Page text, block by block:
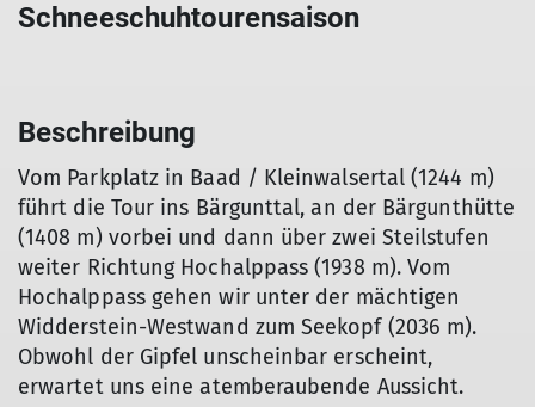
Schneeschuhtourensaison
Beschreibung
Vom Parkplatz in Baad / Kleinwalsertal (1244 m)
führt die Tour ins Bärgunttal, an der Bärgunthütte
(1408 m) vorbei und dann über zwei Steilstufen
weiter Richtung Hochalppass (1938 m). Vom
Hochalppass gehen wir unter der mächtigen
Widderstein-Westwand zum Seekopf (2036 m).
Obwohl der Gipfel unscheinbar erscheint,
erwartet uns eine atemberaubende Aussicht.